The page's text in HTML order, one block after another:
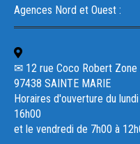
Agences Nord et Ouest :
✉ 12 rue Coco Robert Zone
97438 SAINTE MARIE
Horaires d'ouverture du
16h00
et le vendredi de 7h00 à